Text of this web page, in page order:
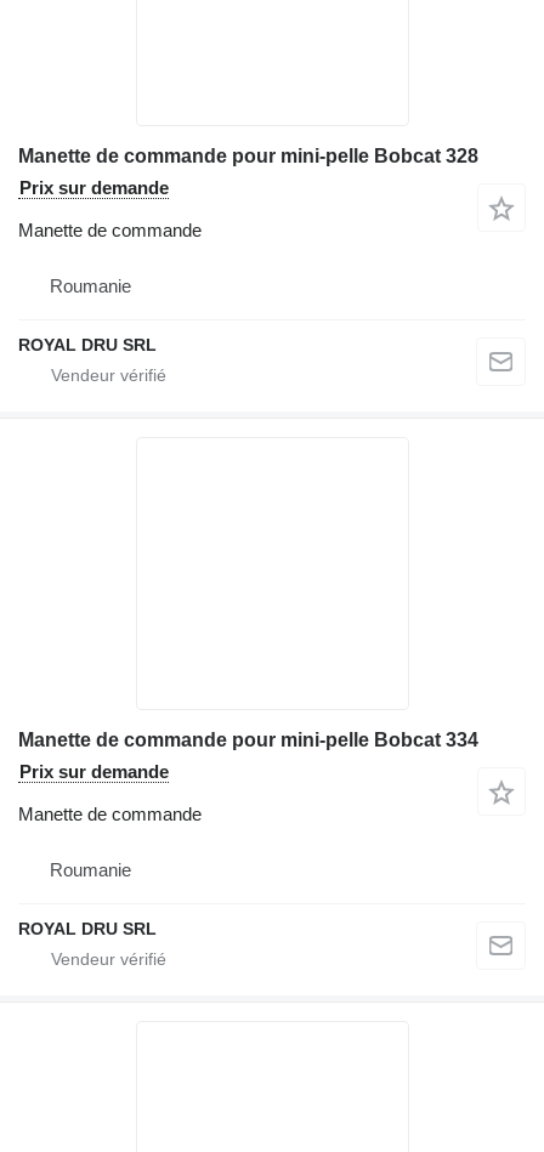
Manette de commande pour mini-pelle Bobcat 328
Prix sur demande
Manette de commande
Roumanie
ROYAL DRU SRL
Manette de commande pour mini-pelle Bobcat 334
Prix sur demande
Manette de commande
Roumanie
ROYAL DRU SRL